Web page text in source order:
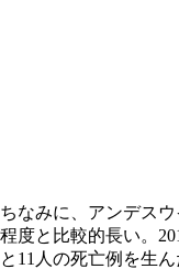
ちなみに、アンデス
程度と比較的長い。
と11人の死亡例を生